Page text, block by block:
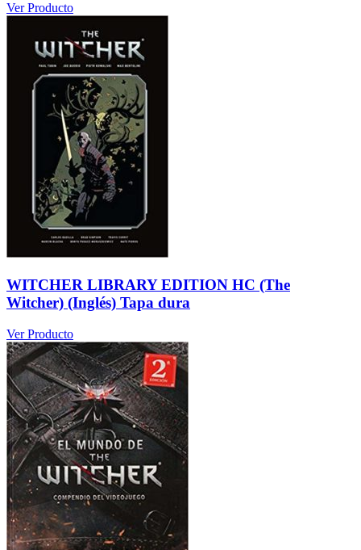
Ver Producto
WITCHER LIBRARY EDITION HC (The
Witcher) (Inglés) Tapa dura
Ver Producto